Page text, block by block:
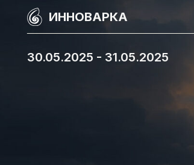
30.05.2025 - 31.05.2025
ИННОВАРКА